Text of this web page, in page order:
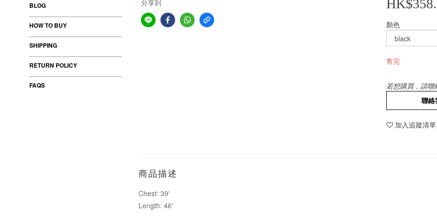
BLOG
HOW TO BUY
SHIPPING
RETURN POLICY
FAQS
分享到
顏色
售完
若想購買，請聯
聯絡
加入追蹤清單
商品描述
Chest: 39'
Length: 46'